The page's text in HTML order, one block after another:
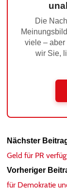
Die
viele – aber
wir Sie,
Nächster
Geld für PR
Vorheriger
für Demokratie